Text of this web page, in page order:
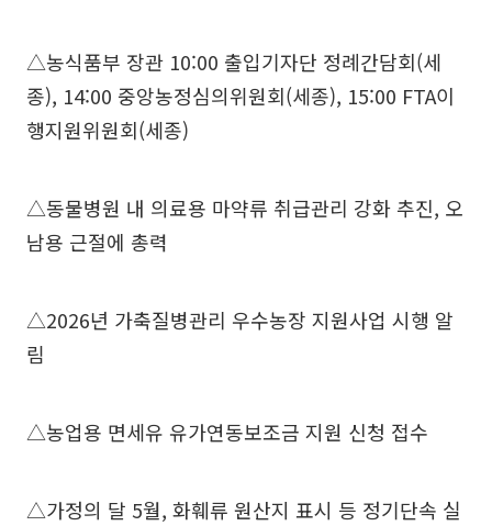
△농식품부 장관 10:00 출입기자단 정례간담회(세
종), 14:00 중앙농정심의위원회(세종), 15:00 FTA이
행지원위원회(세종)
△동물병원 내 의료용 마약류 취급관리 강화 추진, 오
남용 근절에 총력
△2026년 가축질병관리 우수농장 지원사업 시행 알
림
△농업용 면세유 유가연동보조금 지원 신청 접수
△가정의 달 5월, 화훼류 원산지 표시 등 정기단속 실